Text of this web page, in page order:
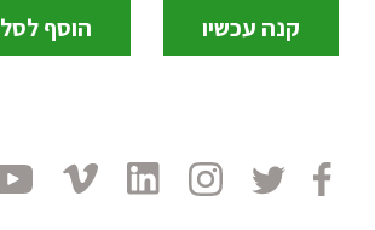
קנה עכשיו הוסף לסל